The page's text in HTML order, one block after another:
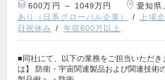
600万円 ～ 1049万円 愛知県
あり（日系グローバル企業）
上場
日祝休み
年収600万以上
■同社にて、以下の業務をご担当いただき
は】 防衛・宇宙関連製品および関連技術